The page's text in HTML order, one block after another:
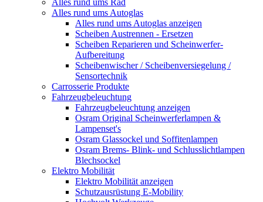
Alles rund ums Autoglas
Alles rund ums Autoglas anzeigen
Scheiben Austrennen - Ersetzen
Scheiben Reparieren und Scheinwerfer-
Aufbereitung
Scheibenwischer / Scheibenversiegelung /
Sensortechnik
Carrosserie Produkte
Fahrzeugbeleuchtung
Fahrzeugbeleuchtung anzeigen
Osram Original Scheinwerferlampen &
Lampenset's
Osram Glassockel und Soffitenlampen
Osram Brems- Blink- und Schlusslichtlampen
Blechsockel
Elektro Mobilität
Elektro Mobilität anzeigen
Schutzausrüstung E-Mobility